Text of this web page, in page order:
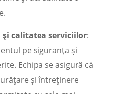
și calitatea serviciilor:
pe siguranța și
Echipa se asigură că
și întreținere